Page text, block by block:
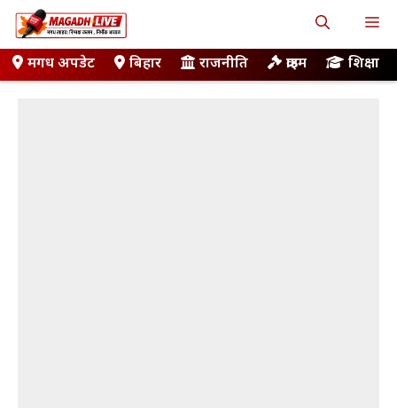
Skip
to
contentमगध अपडेट बिहार राजनीति क्राइम शिक्षा